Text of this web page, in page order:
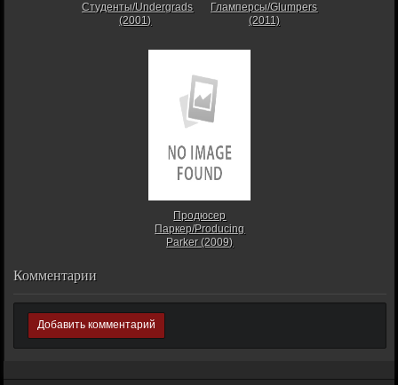
Студенты/Undergrads
(2001)
Гламперсы/Glumpers
(2011)
Продюсер
Паркер/Producing
Parker (2009)
Комментарии
Добавить комментарий